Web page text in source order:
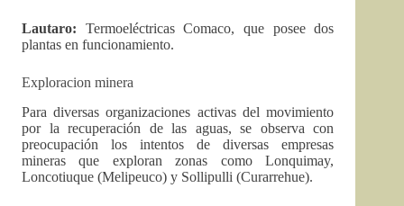
Lautaro: Termoeléctricas Comaco, que posee dos
plantas en funcionamiento.
Exploracion minera
Para diversas organizaciones activas del movimiento
por la recuperación de las aguas, se observa con
preocupación los intentos de diversas empresas
mineras que exploran zonas como Lonquimay,
Loncotiuque (Melipeuco) y Sollipulli (Curarrehue).